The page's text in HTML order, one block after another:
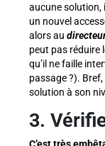
aucune solution,
un nouvel
alors au
peut pas réduire
qu’il ne faille
passage ?).
solution à son
3.
C’est très